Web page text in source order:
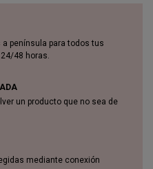
península para todos tus
48 horas.
un producto que no sea de
mediante conexión